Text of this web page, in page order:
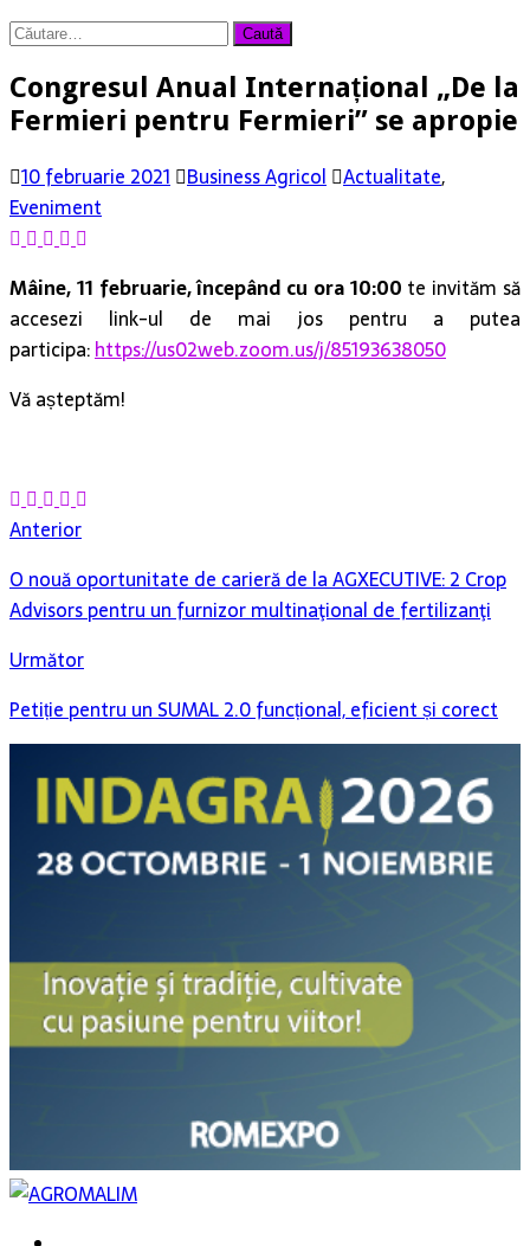
Caută
Congresul Anual Internațional „De la
Fermieri pentru Fermieri” se apropie
10 februarie 2021 Business Agricol Actualitate,
Eveniment
Mâine, 11 februarie, începând cu ora 10:00 te invităm să
accesezi link-ul de mai jos pentru a putea
participa:https://us02web.zoom.us/j/85193638050
Vă așteptăm!
Anterior
O nouă oportunitate de carieră de la AGXECUTIVE: 2 Crop
Advisors pentru un furnizor multinaţional de fertilizanţi
Următor
Petiție pentru un SUMAL 2.0 funcțional, eficient și corect